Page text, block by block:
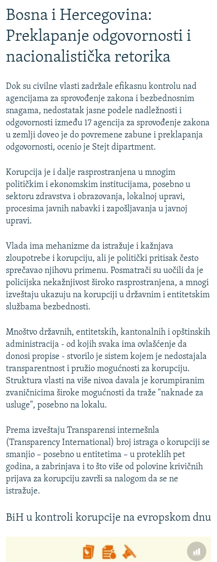
Bosna i Hercegovina:
Preklapanje odgovornosti i
nacionalistička retorika
Dok su civilne vlasti zadržale efikasnu kontrolu nad
agencijama za sprovođenje zakona i bezbednosnim
snagama, nedostatak jasne podele nadležnosti i
odgovornosti između 17 agencija za sprovođenje zakona
u zemlji doveo je do povremene zabune i preklapanja
odgovornosti, ocenio je Stejt dipartment.
Korupcija je i dalje rasprostranjena u mnogim
političkim i ekonomskim institucijama, posebno u
sektoru zdravstva i obrazovanja, lokalnoj upravi,
procesima javnih nabavki i zapošljavanja u javnoj
upravi.
Vlada ima mehanizme da istražuje i kažnjava
zloupotrebe i korupciju, ali je politički pritisak često
sprečavao njihovu primenu. Posmatrači su uočili da je
policijska nekažnjivost široko rasprostranjena, a mnogi
izveštaju ukazuju na korupciji u državnim i entitetskim
službama bezbednosti.
Mnoštvo državnih, entitetskih, kantonalnih i opštinskih
administracija - od kojih svaka ima ovlašćenje da
donosi propise - stvorilo je sistem kojem je nedostajala
transparentnost i pružio mogućnosti za korupciju.
Struktura vlasti na više nivoa davala je korumpiranim
zvaničnicima široke mogućnosti da traže "naknade za
usluge", posebno na lokalu.
Prema izveštaju Transparensi internešnla
(Transparency International) broj istraga o korupciji se
smanjio – posebno u entitetima – u proteklih pet
godina, a zabrinjava i to što više od polovine krivičnih
prijava za korupciju završi sa nalogom da se ne
istražuje.
BiH u kontroli korupcije na evropskom dnu